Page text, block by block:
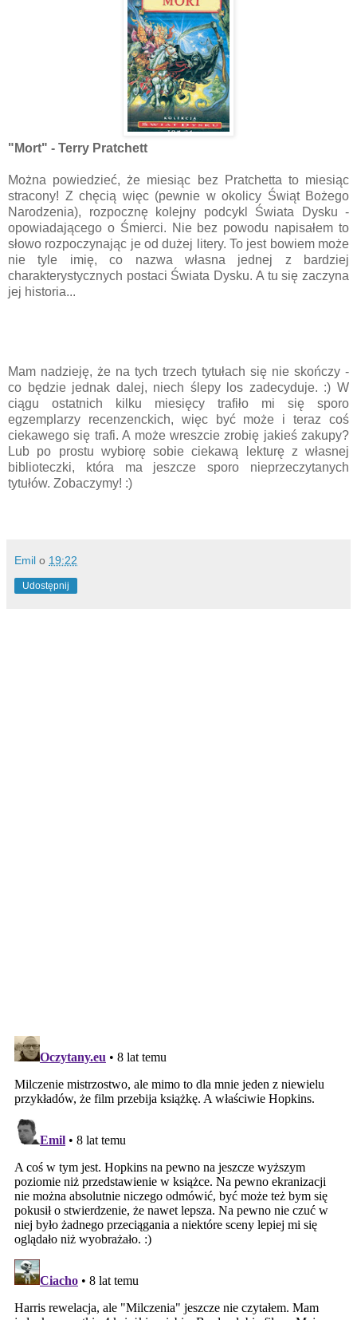
"Mort" - Terry Pratchett
Można powiedzieć, że miesiąc bez Pratchetta to miesiąc
stracony! Z chęcią więc (pewnie w okolicy Świąt Bożego
Narodzenia), rozpocznę kolejny podcykl Świata Dysku -
opowiadającego o Śmierci. Nie bez powodu napisałem to
słowo rozpoczynając je od dużej litery. To jest bowiem może
nie tyle imię, co nazwa własna jednej z bardziej
charakterystycznych postaci Świata Dysku. A tu się zaczyna
jej historia...
Mam nadzieję, że na tych trzech tytułach się nie skończy -
co będzie jednak dalej, niech ślepy los zadecyduje. :) W
ciągu ostatnich kilku miesięcy trafiło mi się sporo
egzemplarzy recenzenckich, więc być może i teraz coś
ciekawego się trafi. A może wreszcie zrobię jakieś zakupy?
Lub po prostu wybiorę sobie ciekawą lekturę z własnej
biblioteczki, która ma jeszcze sporo nieprzeczytanych
tytułów. Zobaczymy! :)
Emil o 19:22
Udostępnij